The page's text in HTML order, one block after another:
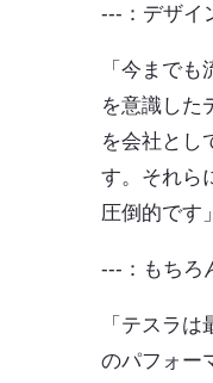
---：デザイ
「今まで
を意識した
を会社とし
す。それら
圧倒的です」
---：もちろ
「テスラ
のパフォー